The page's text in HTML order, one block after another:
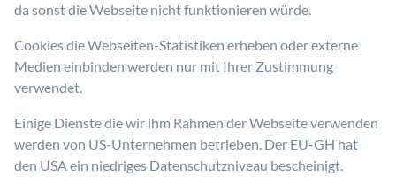
da sonst die Webseite nicht funktionieren würde.
Cookies die Webseiten-Statistiken erheben oder externe
Medien einbinden werden nur mit Ihrer Zustimmung
verwendet.
Einige Dienste die wir ihm Rahmen der Webseite verwenden
werden von US-Unternehmen betrieben. Der EU-GH hat
den USA ein niedriges Datenschutzniveau bescheinigt.